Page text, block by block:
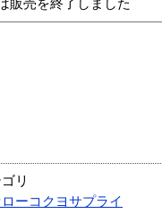
リ
ーコクヨサプライ